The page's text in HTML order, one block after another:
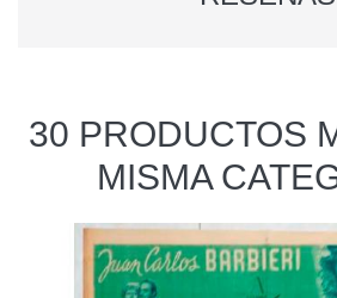
30 PRODUCTOS
MISMA